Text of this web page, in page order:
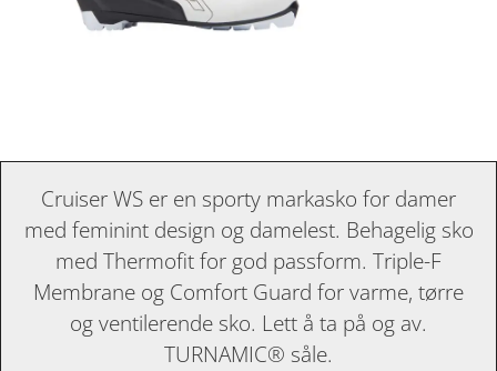
Cruiser WS er en sporty markasko for damer
med feminint design og damelest. Behagelig sko
med Thermofit for god passform. Triple-F
Membrane og Comfort Guard for varme, tørre
og ventilerende sko. Lett å ta på og av.
TURNAMIC® såle.